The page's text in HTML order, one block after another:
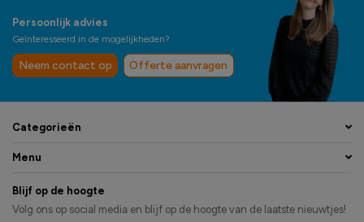
Persoonlijk advies
Geïnteresseerd in de mogelijkheden?
Neem contact op Offerte aanvragen
Categorieën
Menu
Blijf op de hoogte
Volg ons op social media en blijf op de hoogte van de laatste nieuwtjes!